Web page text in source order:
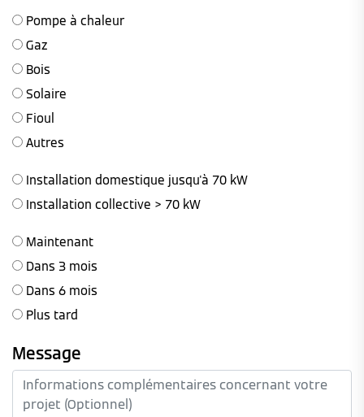
Pompe à chaleur
Gaz
Bois
Solaire
Fioul
Autres
Installation domestique jusqu'à 70 kW
Installation collective > 70 kW
Maintenant
Dans 3 mois
Dans 6 mois
Plus tard
Message